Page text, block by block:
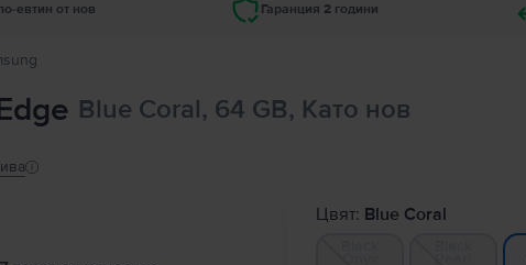
евтин от нов Гаранция 2 години
Blue Coral, 64 GB, Като нов
Цвят: Blue Coral